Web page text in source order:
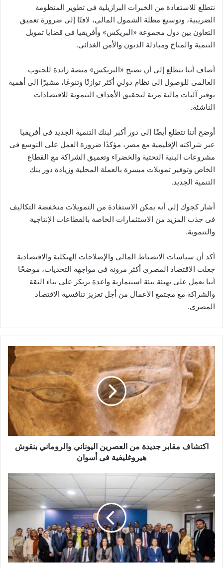
نتطلع للاستفادة من الخبرات البرازيلية فى تطوير المنظومة
الضريبية، وتوسيع مظلة الشمول المالى، لافتًا إلى ضرورة تعميق
التعاون بين دول مجموعة «البريكس» وأفريقيا فى قضايا تمويل
التنمية والمناخ ومبادلة الديون والأمن الغذائى.
أضاف أننا نتطلع إلى أن تصبح «البريكس» منصة رائدة للجنوب
العالمى للوصول إلى نظام دولي أكثر توازنًا وتنوعًا، مشيرًا إلى أهمية
توفير آليات مالية مرنة لتحقيق الأهداف التنموية للاقتصادات
الناشئة.
أوضح أننا نتطلع أيضًا إلى دور أكبر لبنك التنمية الجديد فى أفريقيا
عبر شراكته الإقليمية مع مصر، مؤكدًا ضرورة العمل على التوسع فى
مشروعات البنية التحتية والخضراء وتعميق الشراكة مع القطاع
الخاص وتوفير تمويلات ميسرة بالعملة المحلية وزيادة دور بنك
التنمية الجديد.
أشار كجوك إلى أنه يمكن الاستفادة من التمويلات منخفضة التكاليف
فى جذب المزيد من الاستثمارات الخاصة بالقطاعات الإنتاجية
والتنموية.
أكد أن سياسات الانضباط المالى والإصلاحات الهيكلية والاقتصادية
جعلت الاقتصاد المصرى أكثر مرونة فى مواجهة التحديات، موضحًا
أننا نعمل على تهيئة بيئة استثمارية واعدة ترتكز على بناء الثقة
والشراكة مع مجتمع الأعمال من أجل تعزيز تنافسية الاقتصاد
المصرى.
اكتشاف
مقابر
جديدة
من
العصرين
اليوناني
والروماني
بنقوش
هيروغليفية
فىاكتشاف مقابر جديدة من العصرين اليوناني والروماني بنقوش
هيروغليفية فى أسوان
البنك
المركزى
المصرى
يستضيف
برنامجًا
تدريبيًا
حول
اختبارات
الضغوط